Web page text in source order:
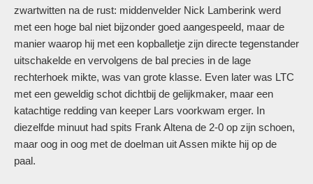
zwartwitten na de rust: middenvelder Nick Lamberink werd
met een hoge bal niet bijzonder goed aangespeeld, maar de
manier waarop hij met een kopballetje zijn directe tegenstander
uitschakelde en vervolgens de bal precies in de lage
rechterhoek mikte, was van grote klasse. Even later was LTC
met een geweldig schot dichtbij de gelijkmaker, maar een
katachtige redding van keeper Lars voorkwam erger. In
diezelfde minuut had spits Frank Altena de 2-0 op zijn schoen,
maar oog in oog met de doelman uit Assen mikte hij op de
paal.